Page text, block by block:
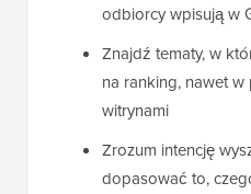
odbiorcy wpisują w
Znajdź tematy, w
na ranking, nawet
witrynami
Zrozum intencję
dopasować to,